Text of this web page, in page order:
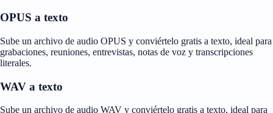
OPUS a texto
Sube un archivo de audio OPUS y conviértelo gratis a texto, ideal para
grabaciones, reuniones, entrevistas, notas de voz y transcripciones
literales.
WAV a texto
Sube un archivo de audio WAV y conviértelo gratis a texto, ideal para